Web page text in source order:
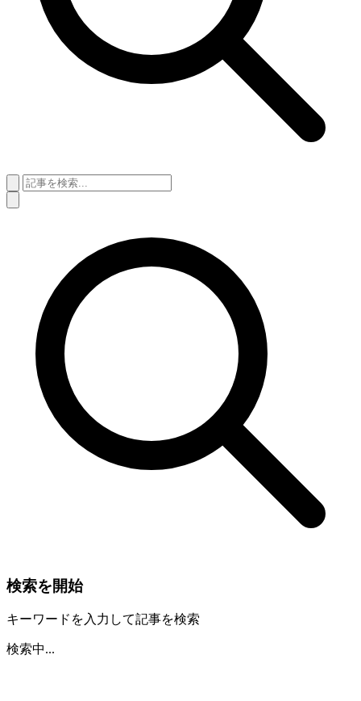
検索を開始
キーワードを入力して記事を検索
検索中...